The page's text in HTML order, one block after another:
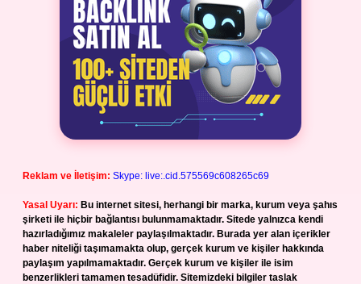
Reklam ve İletişim: Skype: live:.cid.575569c608265c69
Yasal Uyarı: Bu internet sitesi, herhangi bir marka, kurum veya şahıs
şirketi ile hiçbir bağlantısı bulunmamaktadır. Sitede yalnızca kendi
hazırladığımız makaleler paylaşılmaktadır. Burada yer alan içerikler
haber niteliği taşımamakta olup, gerçek kurum ve kişiler hakkında
paylaşım yapılmamaktadır. Gerçek kurum ve kişiler ile isim
benzerlikleri tamamen tesadüfidir. Sitemizdeki bilgiler taslak